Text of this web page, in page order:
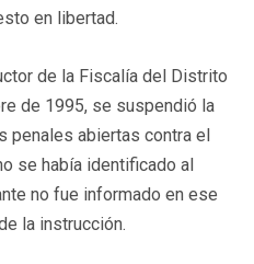
en libertad.
de la Fiscalía del Distrito
de 1995, se suspendió la
penales abiertas contra el
se había identificado al
no fue informado en ese
la instrucción.